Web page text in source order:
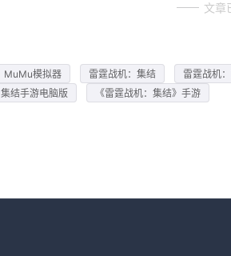
文章
MuMu模拟器 雷霆战机：集结 雷霆战机
结手游电脑版
《雷霆战机：集结》手游